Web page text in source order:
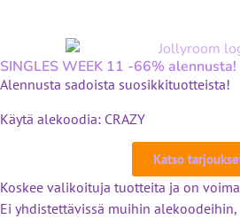
SINGLES WEEK 11 -66% alennusta!
Alennusta sadoista suosikkituotteista!
Käytä alekoodia: CRAZY
Katso
Koskee valikoituja tuotteita ja on
Ei yhdistettävissä muihin alekoodeihin,